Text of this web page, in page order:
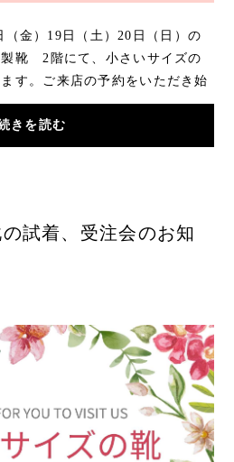
（金）19日（土）20日（日）の
製靴 2階にて、小さいサイズの
す。ご来店の予約をいただき始
分ですので、どうぞお...
きを読む
試着、受注会のお知